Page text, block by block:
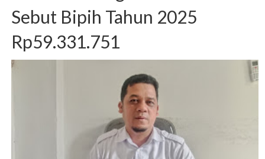
Sebut Bipih Tahun 2025
Rp59.331.751